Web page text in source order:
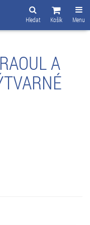
Menu
Košík
Hledat
A